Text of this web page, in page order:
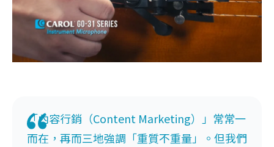
「內容行銷（Content Marketing）」常常一
而在，再而三地強調「重質不重量」。但我們